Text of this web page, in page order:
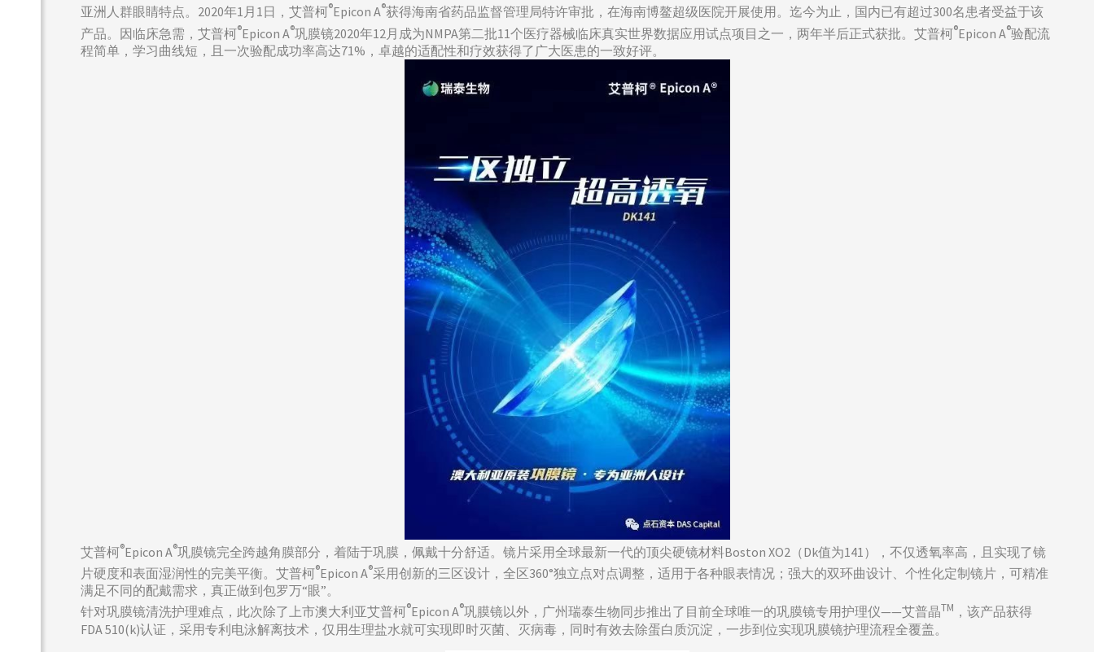
亚洲人群眼睛特点。2020年1月1日，艾普柯®Epicon A®获得海南省药品监督管理局特许审批，在海南博鳌超级医院开展使用。迄今为止，国内已有超过300名患者受益于该
产品。因临床急需，艾普柯®Epicon A®巩膜镜2020年12月成为NMPA第二批11个医疗器械临床真实世界数据应用试点项目之一，两年半后正式获批。艾普柯®Epicon A®验配流
程简单，学习曲线短，且一次验配成功率高达71%，卓越的适配性和疗效获得了广大医患的一致好评。
艾普柯®Epicon A®巩膜镜完全跨越角膜部分，着陆于巩膜，佩戴十分舒适。镜片采用全球最新一代的顶尖硬镜材料Boston XO2（Dk值为141），不仅透氧率高，且实现了镜
片硬度和表面湿润性的完美平衡。艾普柯®Epicon A®采用创新的三区设计，全区360°独立点对点调整，适用于各种眼表情况；强大的双环曲设计、个性化定制镜片，可精准
满足不同的配戴需求，真正做到包罗万“眼”。
针对巩膜镜清洗护理难点，此次除了上市澳大利亚艾普柯®Epicon A®巩膜镜以外，广州瑞泰生物同步推出了目前全球唯一的巩膜镜专用护理仪——艾普晶TM ，该产品获得
FDA 510(k)认证，采用专利电泳解离技术，仅用生理盐水就可实现即时灭菌、灭病毒，同时有效去除蛋白质沉淀，一步到位实现巩膜镜护理流程全覆盖。